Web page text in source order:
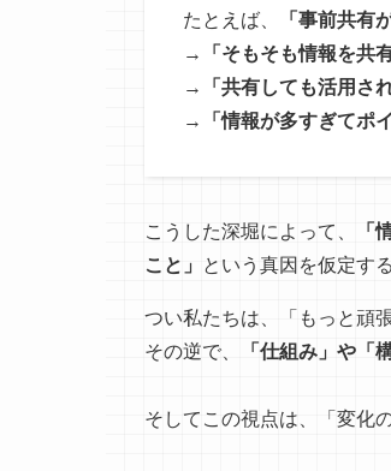
たとえば、
「事前共有
→
「そもそも情報を共
→
「共有しても活用さ
→
「情報が多すぎてポ
こうした深堀によって、
「
こと」
という真因を仮定す
つい私たちは、「もっと頑
その逆で、
「仕組み」や「
そしてこの視点は、「変化